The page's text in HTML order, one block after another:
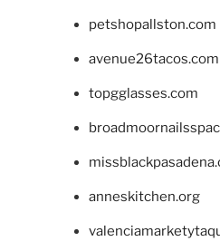
petshopallston.com
avenue26tacos.com
topgglasses.com
anneskitchen.org